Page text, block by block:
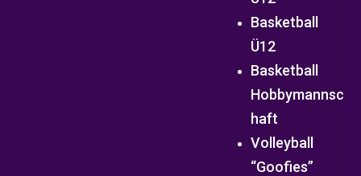
Basketball
Ü12
Basketball
Hobbymannsc
haft
Volleyball
“Goofies”